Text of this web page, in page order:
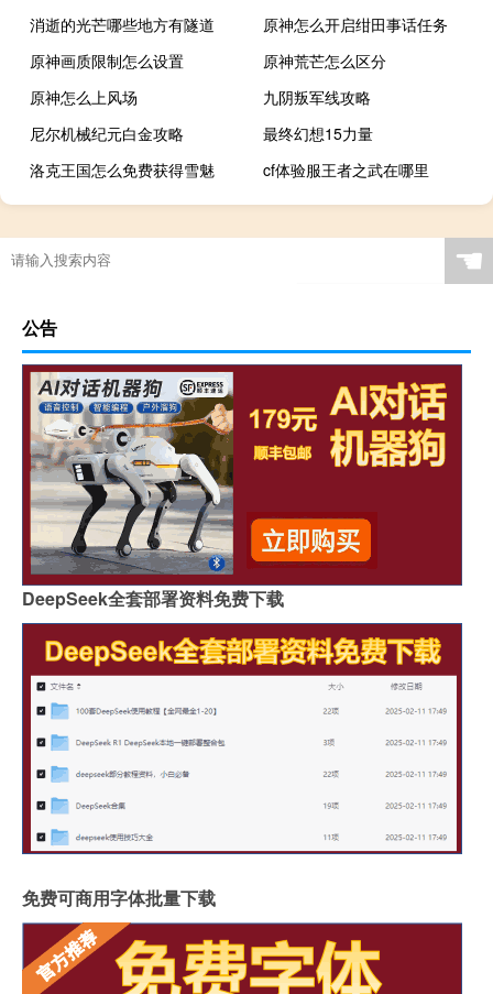
消逝的光芒哪些地方有隧道
原神怎么开启绀田事话任务
原神画质限制怎么设置
原神荒芒怎么区分
原神怎么上风场
九阴叛军线攻略
尼尔机械纪元白金攻略
最终幻想15力量
洛克王国怎么免费获得雪魅
cf体验服王者之武在哪里
☚
公告
DeepSeek全套部署资料免费下载
免费可商用字体批量下载